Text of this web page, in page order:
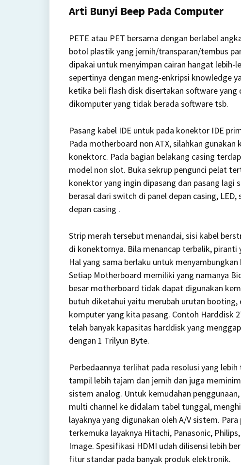
Arti Bunyi Beep Pada Computer
PETE atau PET bersama dengan berlabel
botol plastik yang jernih/transparan/tembus
dipakai untuk menyimpan cairan hangat lebih-
sepertinya dengan meng-enkripsi knowledge
ketika beli flash disk disertakan software
dikomputer yang tidak berada software tsb.
Pasang kabel IDE untuk pada konektor IDE
Pada motherboard non ATX, silahkan
konektorc. Pada bagian belakang casing
model non slot. Buka sekrup pengunci pelat
konektor yang ingin dipasang dan pasang lagi
berasal dari switch di panel depan casing,
depan casing .
Strip merah tersebut menandai, sisi kabel
di konektornya. Bila menancap terbalik,
Hal yang sama berlaku untuk
Setiap Motherboard memiliki yang namanya
besar motherboard tidak dapat digunakan
butuh diketahui yaitu merubah urutan
komputer yang kita pasang. Contoh Harddisk
telah banyak kapasitas harddisk yang
dengan 1 Trilyun Byte.
Perbedaannya terlihat pada resolusi yang
tampil lebih tajam dan jernih dan juga
sistem analog. Untuk kemudahan
multi channel ke didalam tabel tunggal,
layaknya yang digunakan oleh A/V sistem.
terkemuka layaknya Hitachi, Panasonic,
Image. Spesifikasi HDMI udah dilisensi lebih
fitur standar pada banyak produk elektronik.